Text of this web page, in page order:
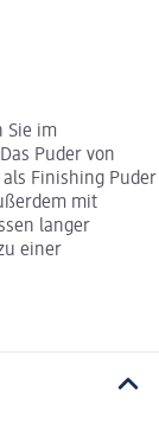
Sie im
Puder von
Finishing Puder
mit
langer
einer